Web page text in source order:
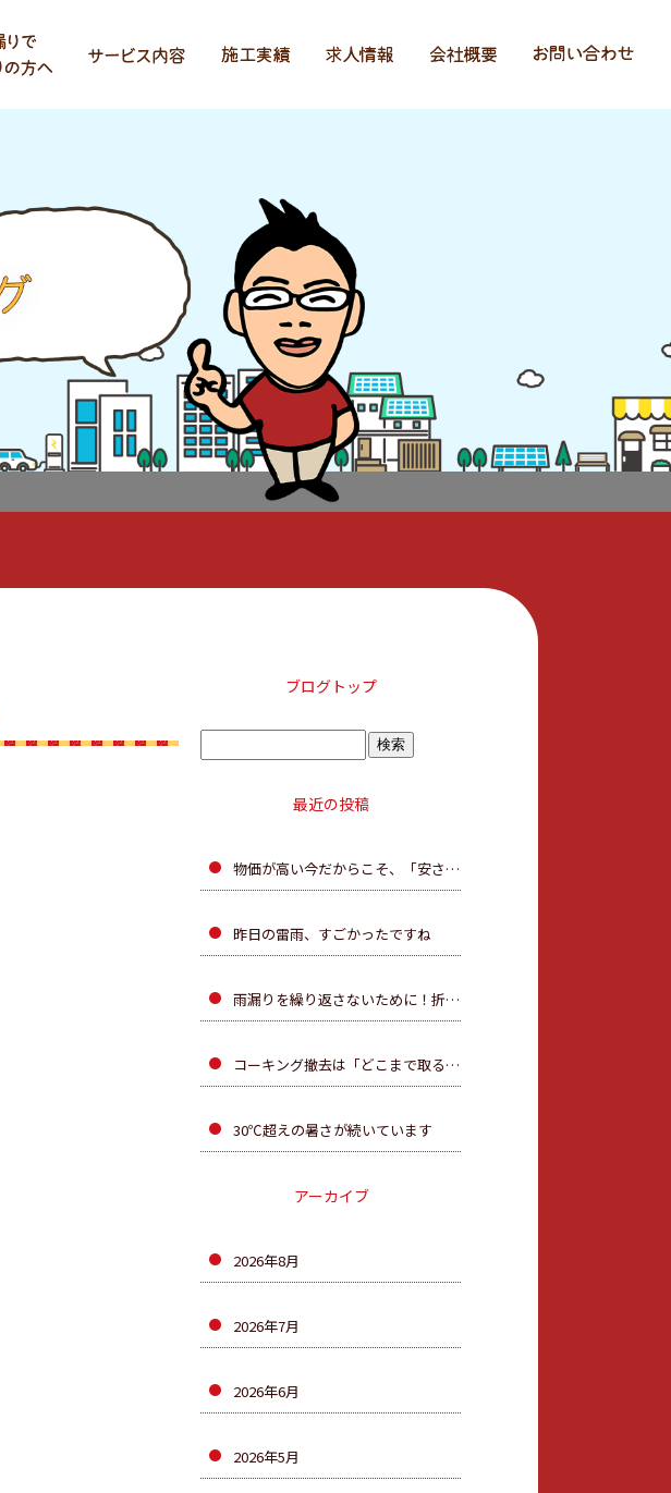
ブログトップ
最近の投稿
物価が高い今だからこそ、「安さ」だけで決めないで。
昨日の雷雨、すごかったですね
雨漏りを繰り返さないために！折板屋根のカバー工法を行 いました
コーキング撤去は「どこまで取るか」が大切です！
30℃超えの暑さが続いています
アーカイブ
2026年8月
2026年7月
2026年6月
2026年5月